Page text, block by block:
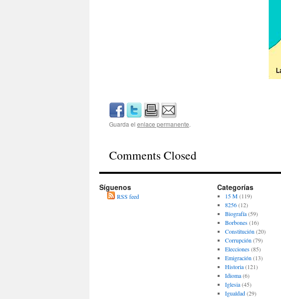
Guarda el enlace permanente.
Comments Closed
Síguenos
RSS feed
Categorías
15 M(119)
8256(12)
Biografía(59)
Borbones(16)
Constitución (20)
Corrupción (79)
Elecciones(85)
Emigración (13)
Historia(121)
Idioma(6)
Iglesia(45)
Igualdad(29)